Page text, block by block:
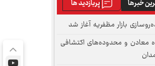
خبرها
پربازدید ها
بازار مظفریه آغاز شد
معادن و محدوده‌های اکتشافی